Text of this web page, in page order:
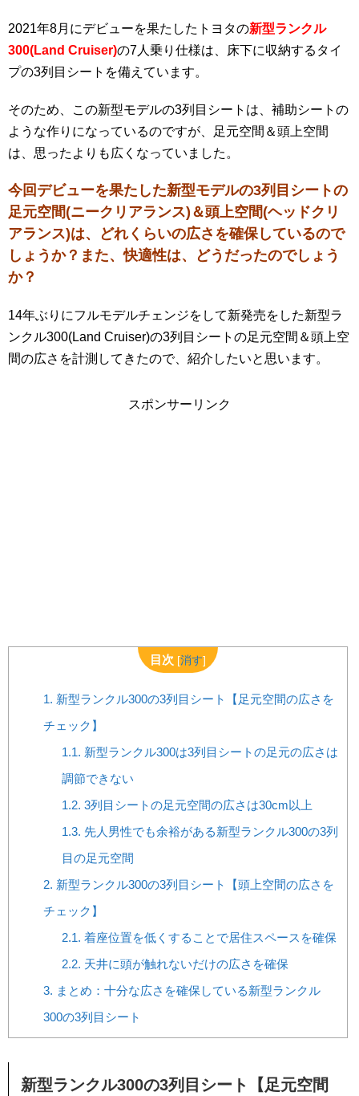
2021年8月にデビューを果たしたトヨタの新型ランクル
300(Land Cruiser)の7人乗り仕様は、床下に収納するタイ
プの3列目シートを備えています。
そのため、この新型モデルの3列目シートは、補助シートの
ような作りになっているのですが、足元空間＆頭上空間
は、思ったよりも広くなっていました。
今回デビューを果たした新型モデルの3列目シートの
足元空間(ニークリアランス)＆頭上空間(ヘッドクリ
アランス)は、どれくらいの広さを確保しているので
しょうか？また、快適性は、どうだったのでしょう
か？
14年ぶりにフルモデルチェンジをして新発売をした新型ラ
ンクル300(Land Cruiser)の3列目シートの足元空間＆頭上空
間の広さを計測してきたので、紹介したいと思います。
スポンサーリンク
目次 [消す]
1. 新型ランクル300の3列目シート【足元空間の広さを
チェック】
1.1. 新型ランクル300は3列目シートの足元の広さは
調節できない
1.2. 3列目シートの足元空間の広さは30cm以上
1.3. 先人男性でも余裕がある新型ランクル300の3列
目の足元空間
2. 新型ランクル300の3列目シート【頭上空間の広さを
チェック】
2.1. 着座位置を低くすることで居住スペースを確保
2.2. 天井に頭が触れないだけの広さを確保
3. まとめ：十分な広さを確保している新型ランクル
300の3列目シート
新型ランクル300の3列目シート【足元空間